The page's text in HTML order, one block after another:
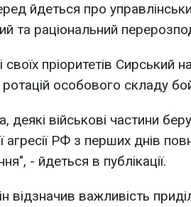
йдеться про
та раціональний
своїх пріоритетів Сирський
особового складу
деякі військові частини
агресії РФ з перших днів
- йдеться в публікації.
відзначив важливість